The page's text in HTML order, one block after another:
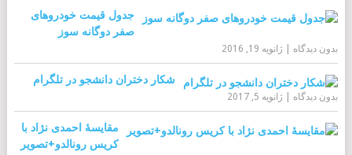
جدول قیمت خودروهای
صفر دوگانه سوز
بدون دیدگاه ژانویه 19, 2016
شکار دختران دانشجو در تلگرام
بدون دیدگاه ژانویه 5, 2017
مقایسۀ احمدی نژاد با
کریس رونالدو+تصویر